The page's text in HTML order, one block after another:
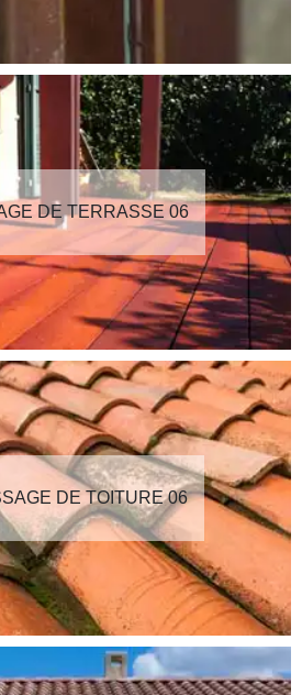
DE TERRASSE 06
DE TOITURE 06